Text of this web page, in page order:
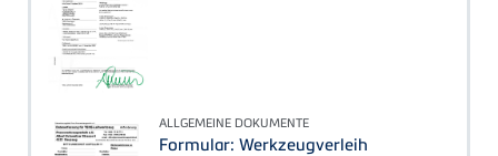
ALLGEMEINE DOKUMENTE
Formular: Werkzeugverleih